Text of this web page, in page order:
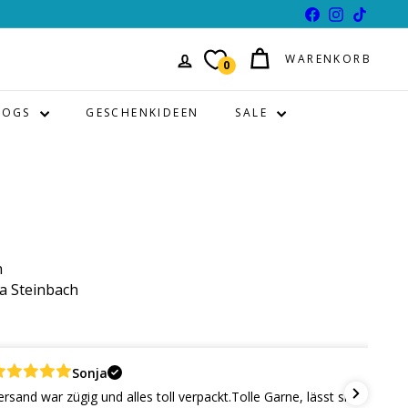
FacebookInstagram
0 WARENKORB
GESCHENKIDEEN SALE
Steinbach
und alles toll verpackt.Tolle Garne, lässt sich